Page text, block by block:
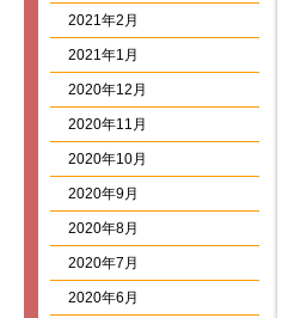
2021年2月
2021年1月
2020年12月
2020年11月
2020年10月
2020年9月
2020年8月
2020年7月
2020年6月